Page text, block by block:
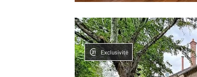
Exclusivité